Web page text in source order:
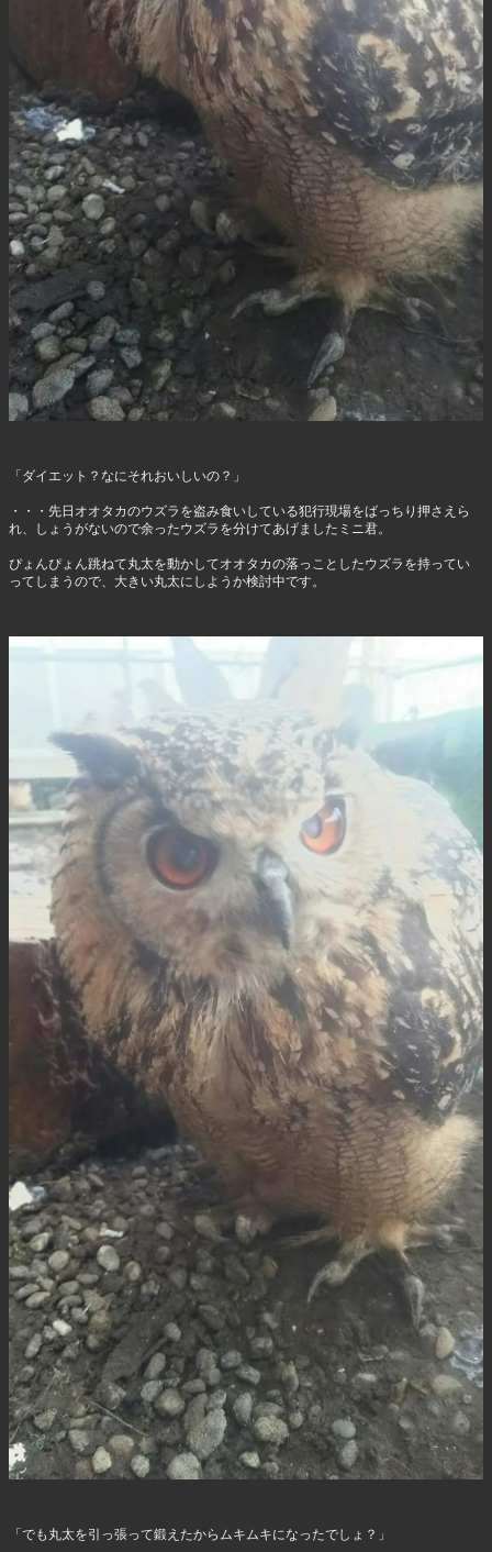
「ダイエット？なにそれおいしいの？」
・・・先日オオタカのウズラを盗み食いしている犯行現場をばっちり押さえら
れ、しょうがないので余ったウズラを分けてあげましたミニ君。
ぴょんぴょん跳ねて丸太を動かしてオオタカの落っことしたウズラを持ってい
ってしまうので、大きい丸太にしようか検討中です。
「でも丸太を引っ張って鍛えたからムキムキになったでしょ？」